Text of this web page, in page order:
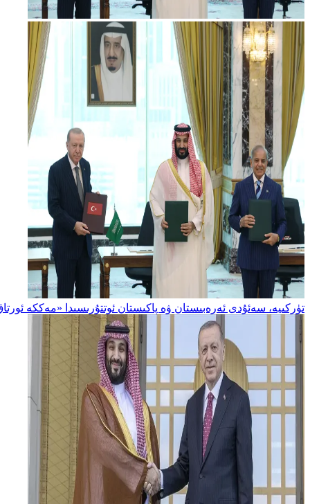
تۈركىيە، سەئۇدى ئەرەبىستان ۋە پاكىستان ئوتتۇرىسىدا «مەككە